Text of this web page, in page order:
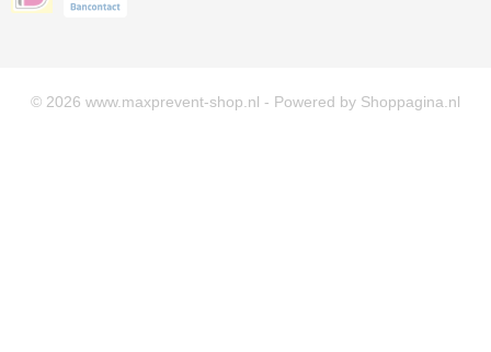
© 2026 www.maxprevent-shop.nl - Powered by Shoppagina.nl